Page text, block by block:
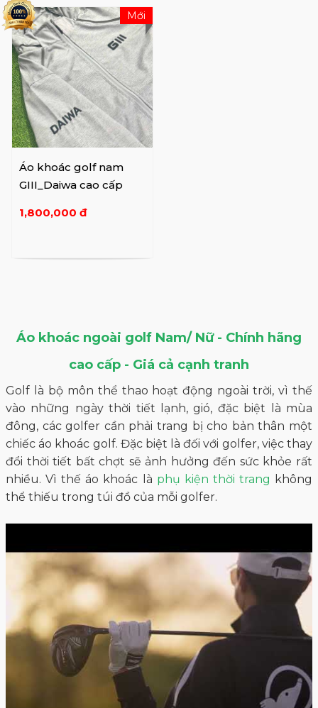
Áo khoác golf nam
GIII_Daiwa cao cấp
1,800,000 đ
Mới
Áo khoác ngoài golf Nam/ Nữ - Chính hãng
cao cấp - Giá cả cạnh tranh
Golf là bộ môn thể thao hoạt động ngoài trời, vì thế
vào những ngày thời tiết lạnh, gió, đặc biệt là mùa
đông, các golfer cần phải trang bị cho bản thân một
chiếc áo khoác golf. Đặc biệt là đối với golfer, việc thay
đổi thời tiết bất chợt sẽ ảnh hưởng đến sức khỏe rất
nhiều. Vì thế áo khoác là phụ kiện thời trang không
thể thiếu trong túi đồ của mỗi golfer.